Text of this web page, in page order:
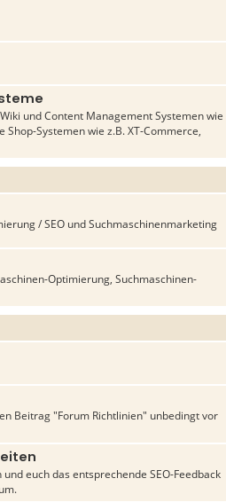
und Content Management Systemen wie
Systemen wie z.B. XT-Commerce,
/ SEO und Suchmaschinenmarketing
Optimierung, Suchmaschinen-
Beitrag "Forum Richtlinien" unbedingt vor
euch das entsprechende SEO-Feedback